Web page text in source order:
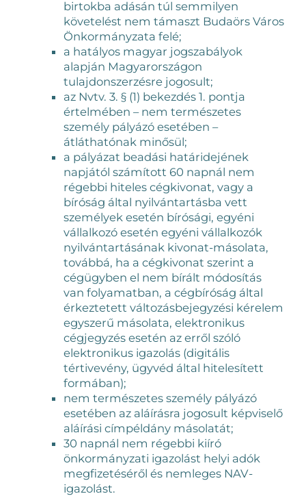
birtokba adásán túl semmilyen
követelést nem támaszt Budaörs Város
Önkormányzata felé;
a hatályos magyar jogszabályok
alapján Magyarországon
tulajdonszerzésre jogosult;
az Nvtv. 3. § (1) bekezdés 1. pontja
értelmében – nem természetes
személy pályázó esetében –
átláthatónak minősül;
a pályázat beadási határidejének
napjától számított 60 napnál nem
régebbi hiteles cégkivonat, vagy a
bíróság által nyilvántartásba vett
személyek esetén bírósági, egyéni
vállalkozó esetén egyéni vállalkozók
nyilvántartásának kivonat-másolata,
továbbá, ha a cégkivonat szerint a
cégügyben el nem bírált módosítás
van folyamatban, a cégbíróság által
érkeztetett változásbejegyzési kérelem
egyszerű másolata, elektronikus
cégjegyzés esetén az erről szóló
elektronikus igazolás (digitális
tértivevény, ügyvéd által hitelesített
formában);
nem természetes személy pályázó
esetében az aláírásra jogosult képviselő
aláírási címpéldány másolatát;
30 napnál nem régebbi kiíró
önkormányzati igazolást helyi adók
megfizetéséről és nemleges NAV-
igazolást.